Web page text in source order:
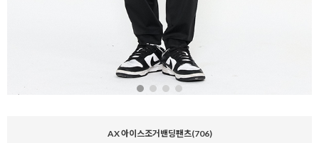
AX 아이스조거밴딩팬츠(706)